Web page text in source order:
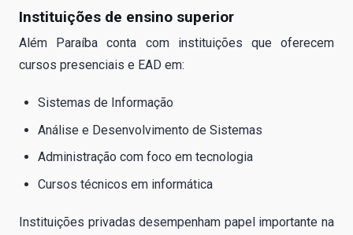
Instituições de ensino superior
Além Paraíba conta com instituições que oferecem
cursos presenciais e EAD em:
Sistemas de Informação
Análise e Desenvolvimento de Sistemas
Administração com foco em tecnologia
Cursos técnicos em informática
Instituições privadas desempenham papel importante na